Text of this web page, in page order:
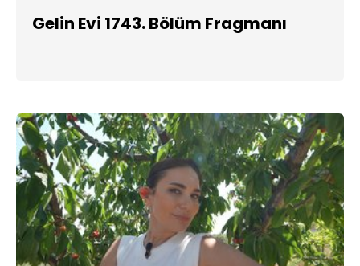
Gelin Evi 1743. Bölüm Fragmanı